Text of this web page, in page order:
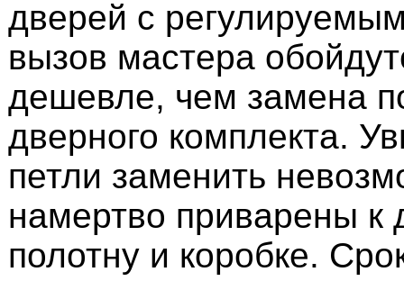
дверей с
вызов мастера
дешевле, чем замена
дверного комплекта.
петли заменить
намертво приварены к
полотну и коробке.